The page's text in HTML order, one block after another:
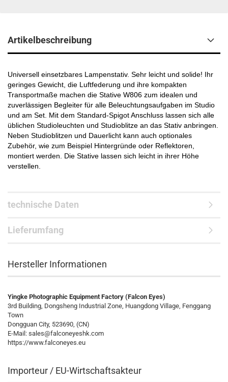
Artikelbeschreibung
Universell einsetzbares Lampenstativ. Sehr leicht und solide! Ihr
geringes Gewicht, die Luftfederung und ihre kompakten
Transportmaße machen die Stative W806 zum idealen und
zuverlässigen Begleiter für alle Beleuchtungsaufgaben im Studio
und am Set. Mit dem Standard-Spigot Anschluss lassen sich alle
üblichen Studioleuchten und Studioblitze an das Stativ anbringen.
Neben Studioblitzen und Dauerlicht kann auch optionales
Zubehör, wie zum Beispiel Hintergründe oder Reflektoren,
montiert werden. Die Stative lassen sich leicht in ihrer Höhe
verstellen.
technische Daten
Lieferumfang
Hersteller Informationen
Yingke Photographic Equipment Factory (Falcon Eyes)
3rd Building, Dongsheng Industrial Zone, Huangdong Village, Fenggang
Town
Dongguan City, 523690, (CN)
E-Mail: sales@falconeyeshk.com
https://www.falconeyes.eu
Importeur / EU-Wirtschaftsakteur